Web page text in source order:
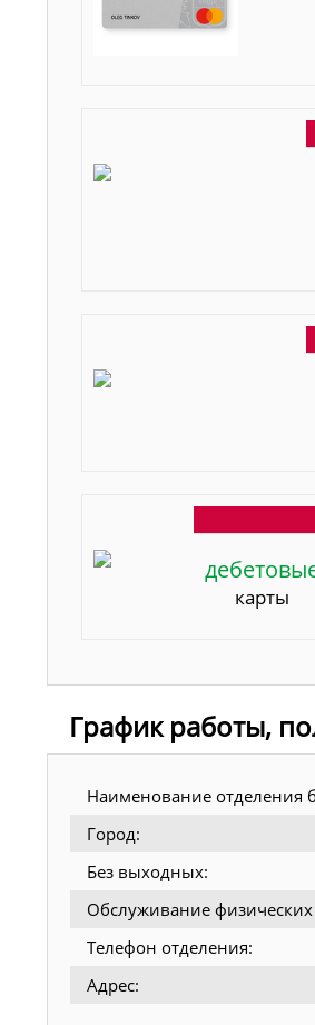
карты
График работы,
Наименование отделения
Город:
Без выходных:
Обслуживание
Телефон отделения:
Адрес: